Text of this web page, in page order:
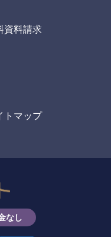
資料請求
トマップ
なし